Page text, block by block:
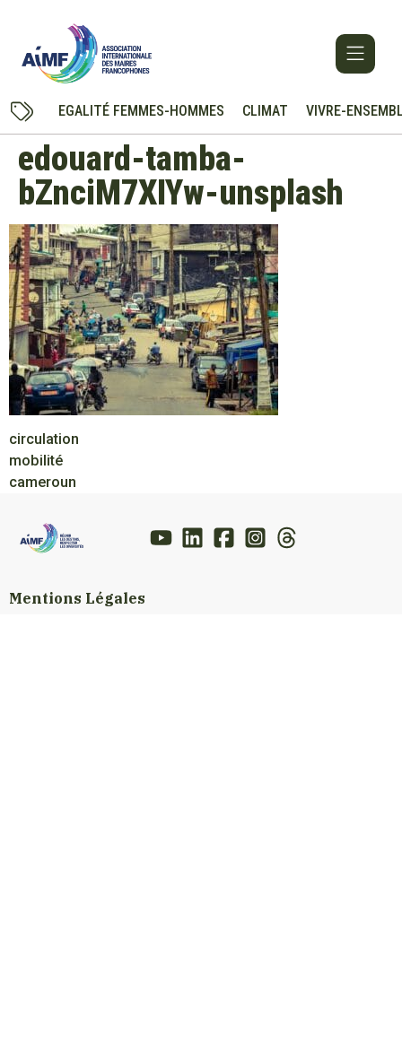
EGALITÉ FEMMES-HOMMES CLIMAT VIVRE-
edouard-tamba-
bZnciM7XIYw-unsplash
circulation
mobilité
cameroun
Mentions Légales